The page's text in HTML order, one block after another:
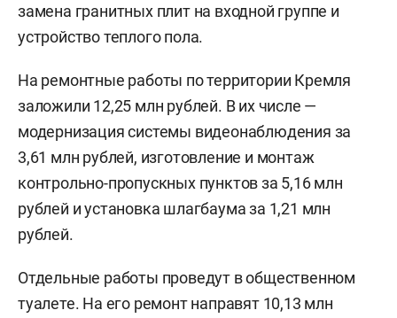
замена гранитных плит на входной группе и
устройство теплого пола.
На ремонтные работы по территории Кремля
заложили 12,25 млн рублей. В их числе —
модернизация системы видеонаблюдения за
3,61 млн рублей, изготовление и монтаж
контрольно-пропускных пунктов за 5,16 млн
рублей и установка шлагбаума за 1,21 млн
рублей.
Отдельные работы проведут в общественном
туалете. На его ремонт направят 10,13 млн